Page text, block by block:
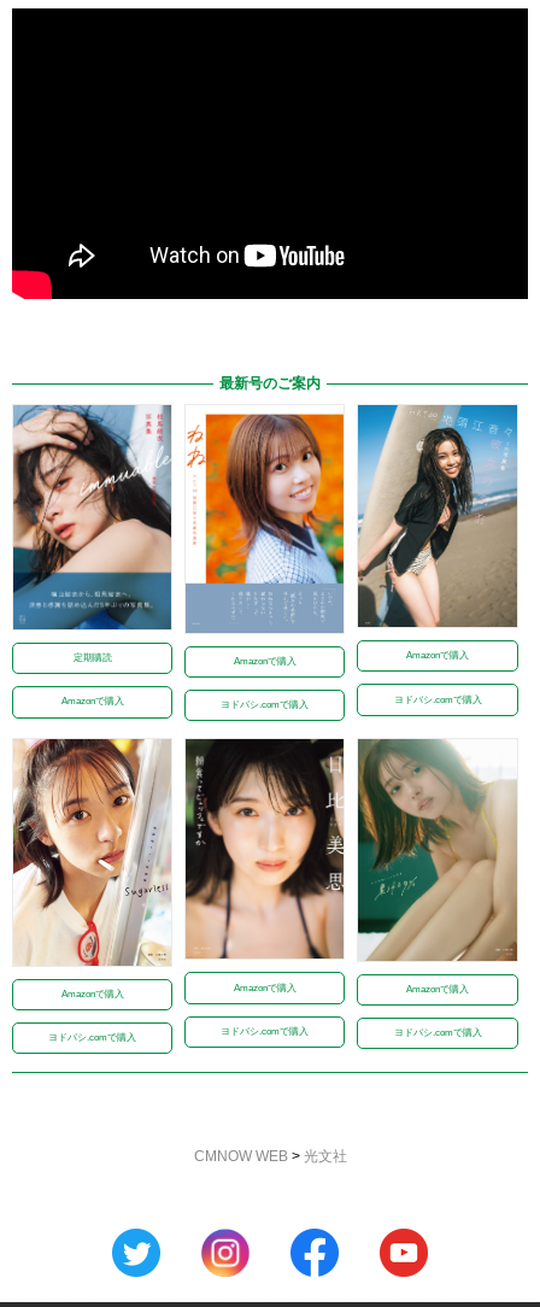
最新号のご案内
定期購読
Amazonで購入
Amazonで購入
ヨドバシ.comで購入
Amazonで購入
ヨドバシ.comで購入
Amazonで購入
ヨドバシ.comで購入
Amazonで購入
ヨドバシ.comで購入
Amazonで購入
ヨドバシ.comで購入
CMNOW WEB> 光文社